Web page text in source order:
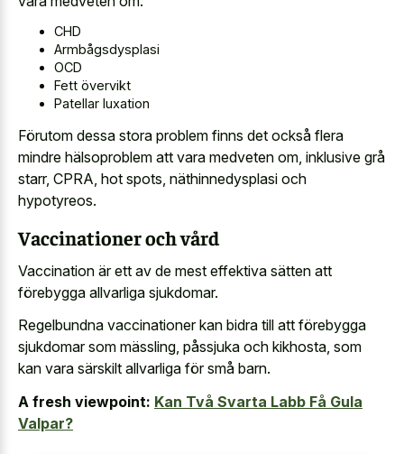
CHD
Armbågsdysplasi
OCD
Fett övervikt
Patellar luxation
Förutom dessa stora problem finns det också flera
mindre hälsoproblem att vara medveten om, inklusive grå
starr, CPRA, hot spots, näthinnedysplasi och
hypotyreos.
Vaccinationer och vård
Vaccination är ett av de mest effektiva sätten att
förebygga allvarliga sjukdomar.
Regelbundna vaccinationer kan bidra till att förebygga
sjukdomar som mässling, påssjuka och kikhosta, som
kan vara särskilt allvarliga för små barn.
A fresh viewpoint: Kan Två Svarta Labb Få Gula
Valpar?